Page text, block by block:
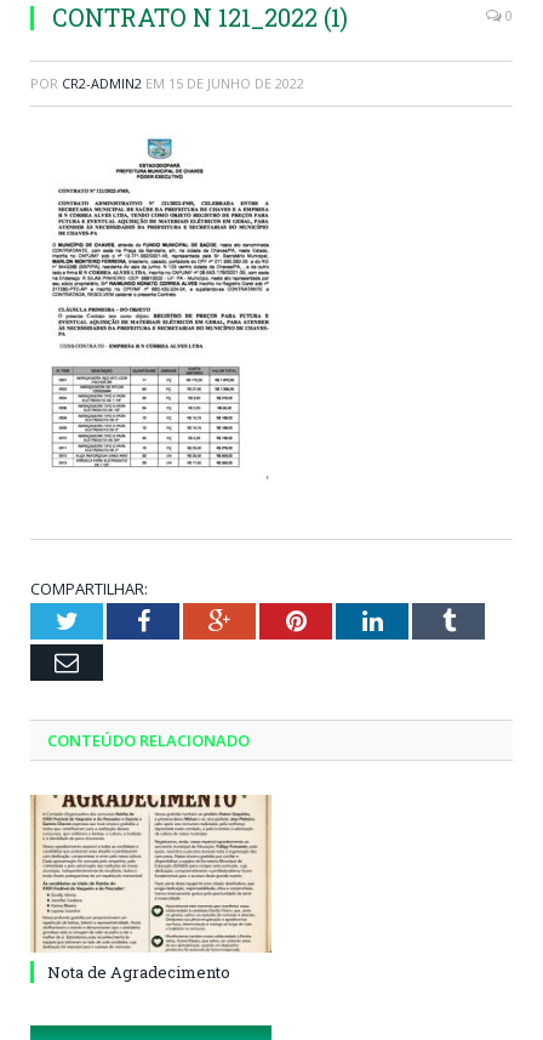
CONTRATO N 121_2022 (1) 0
POR CR2-ADMIN2 EM 15 DE JUNHO DE 2022
COMPARTILHAR:
TwitterFacebookGoogle+PinterestLinkedInTumblr
Email
CONTEÚDO RELACIONADO
Nota de Agradecimento